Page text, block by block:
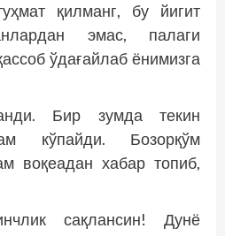
қилманг, бу йигит
эмас, палаги
ўдағайлаб ёнимизга
Бир зумда текин
кўпайди. Бозорқўм
воқеадан хабар топиб,
сақлансин! Дунё